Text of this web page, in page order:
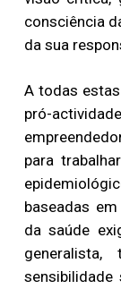
consciência
da sua
A todas
pró-
para
baseadas
da saúde
sensibilidade